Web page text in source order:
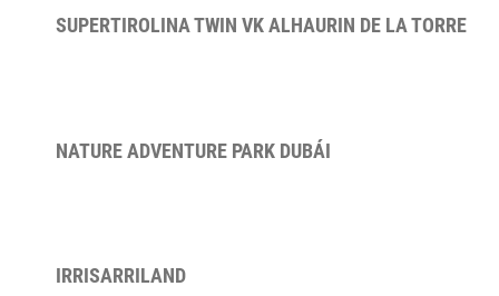
SUPERTIROLINA TWIN VK ALHAURIN DE LA TORRE
NATURE ADVENTURE PARK DUBÁI
IRRISARRILAND